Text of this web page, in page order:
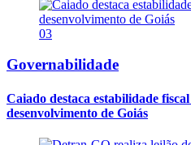
03
Governabilidade
Caiado destaca estabilidade
desenvolvimento de Goiás